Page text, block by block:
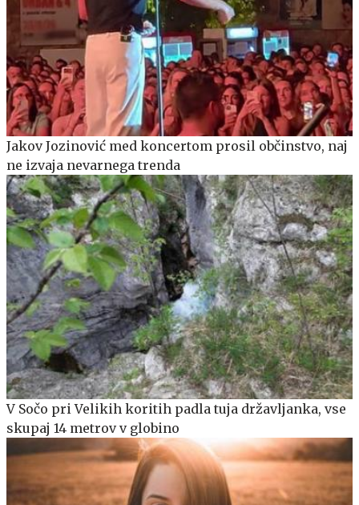
Jakov Jozinović med koncertom prosil občinstvo, naj
ne izvaja nevarnega trenda
V Sočo pri Velikih koritih padla tuja državljanka, vse
skupaj 14 metrov v globino